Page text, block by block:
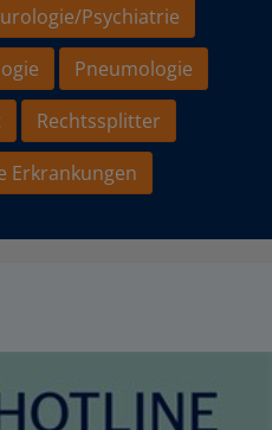
Psychiatrie
Pneumologie
Rechtssplitter
Erkrankungen